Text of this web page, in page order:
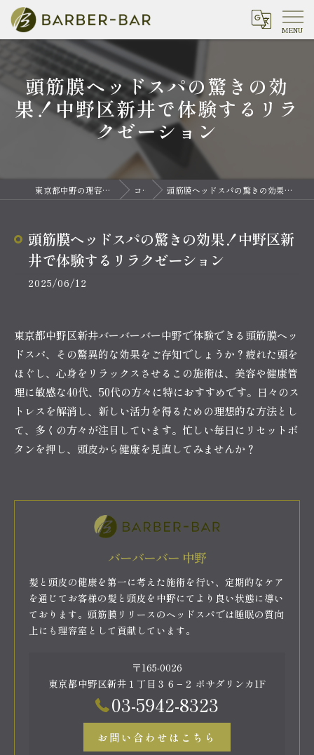
頭筋膜ヘッドスパの驚きの効
果！中野区新井で体験するリラ
クゼーション
東京都中野の理容室ならバーバーバー 中野 コラム 頭筋膜ヘッドスパの驚きの効果！中野区新井で体験するリラクゼーション
頭筋膜ヘッドスパの驚きの効果！中野区新
井で体験するリラクゼーション
2025/06/12
東京都中野区新井バーバーバー中野で体験できる頭筋膜ヘッ
ドスパ、その驚異的な効果をご存知でしょうか？疲れた頭を
ほぐし、心身をリラックスさせるこの施術は、美容や健康管
理に敏感な40代、50代の方々に特におすすめです。日々のス
トレスを解消し、新しい活力を得るための理想的な方法とし
て、多くの方々が注目しています。忙しい毎日にリセットボ
タンを押し、頭皮から健康を見直してみませんか？
バーバーバー 中野
髪と頭皮の健康を第一に考えた施術を行い、定期的なケア
を通じてお客様の髪と頭皮を中野にてより良い状態に導い
ております。頭筋膜リリースのヘッドスパでは睡眠の質向
上にも理容室として貢献しています。
〒165-0026
東京都中野区新井１丁目３６−２ ポサダリンカ1F
03-5942-8323
お問い合わせはこちら